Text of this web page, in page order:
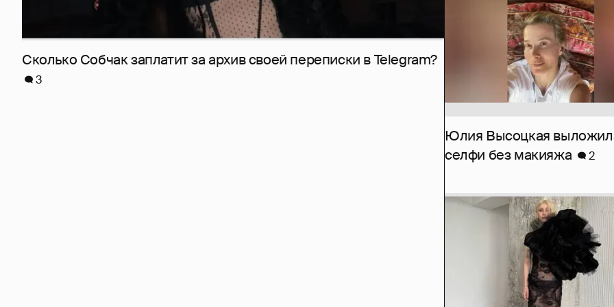
Сколько Собчак заплатит за архив своей перeписки в Telegram?
3
Юлия Высоцкая
селфи без макияжа
2